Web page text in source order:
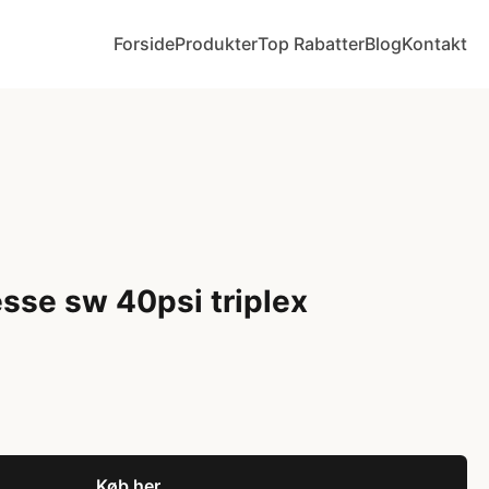
ForsideProdukterTop RabatterBlogKontakt
sw 40psi triplex